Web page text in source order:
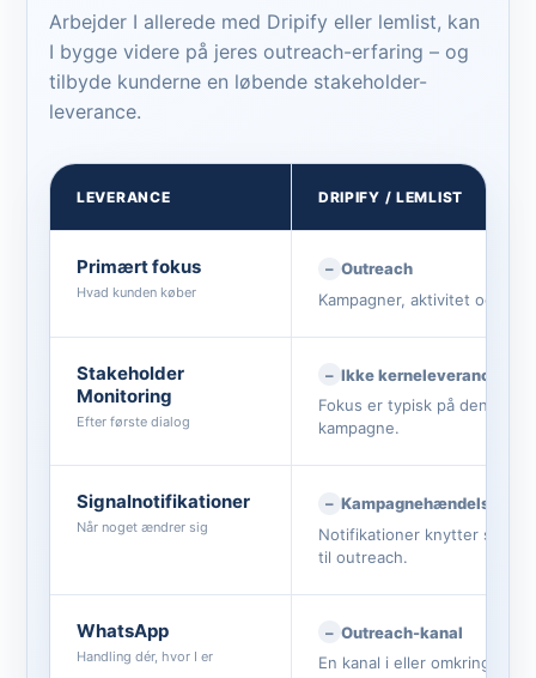
Arbejder I allerede med Dripify eller lemlist, kan
I bygge videre på jeres outreach-erfaring – og
tilbyde kunderne en løbende stakeholder-
leverance.
LEVERANCE DRIPIFY / LEMLIST
Primært fokus
Hvad kunden køber
Outreach
Kampagner, aktivitet og svar.
Stakeholder
Monitoring
Efter første dialog
Ikke kerneleverancen
Fokus er typisk på den aktive
kampagne.
Signalnotifikationer
Når noget ændrer sig
Kampagnehændelser
Notifikationer knytter sig
til outreach.
WhatsApp
Handling dér, hvor I er
Outreach-kanal
En kanal i eller omkring